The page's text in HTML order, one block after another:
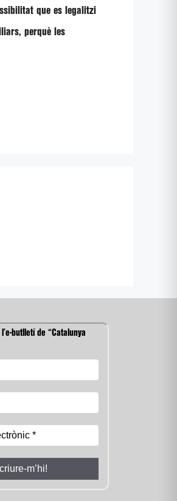
que es legalitzi
perquè les
butlletí de “Catalunya